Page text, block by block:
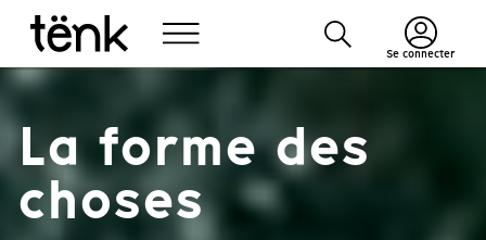
Se connecter
La forme des
choses